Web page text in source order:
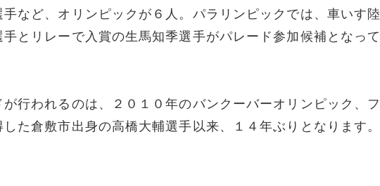
など、オリンピックが６人。パラリンピックでは、車いす陸
とリレーで入賞の生馬知季選手がパレード参加候補となって
行われるのは、２０１０年のバンクーバーオリンピック、フ
た倉敷市出身の高橋大輔選手以来、１４年ぶりとなります。